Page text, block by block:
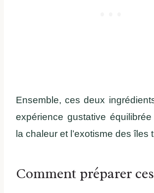
Ensemble, ces deux
expérience gustative
la chaleur et l’exotisme des îles
Comment préparer